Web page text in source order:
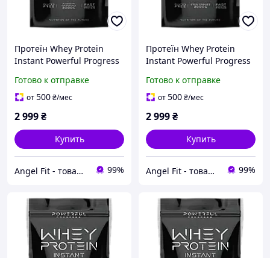
Протеїн Whey Protein
Instant Powerful Progress
Готово к отправке
от500₴/мес
2 999₴
Купить
Angel Fit - товари для здоров'я, спорту та активного життя 99%
Протеїн Whey Protein
Instant Powerful Progress
Готово к отправке
от500₴/мес
2 999₴
Купить
Angel Fit - товари для здоров'я, спорту та активного життя 99%